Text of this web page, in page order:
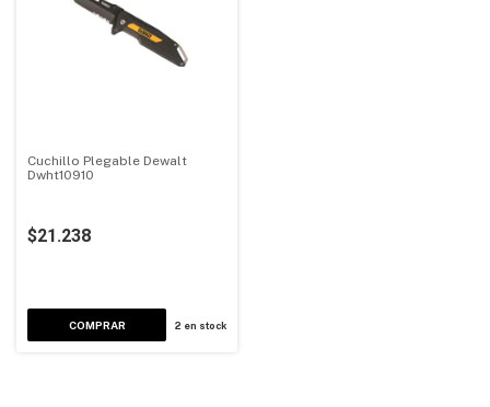
Cuchillo Plegable Dewalt
Dwht10910
$21.238
2 en stock